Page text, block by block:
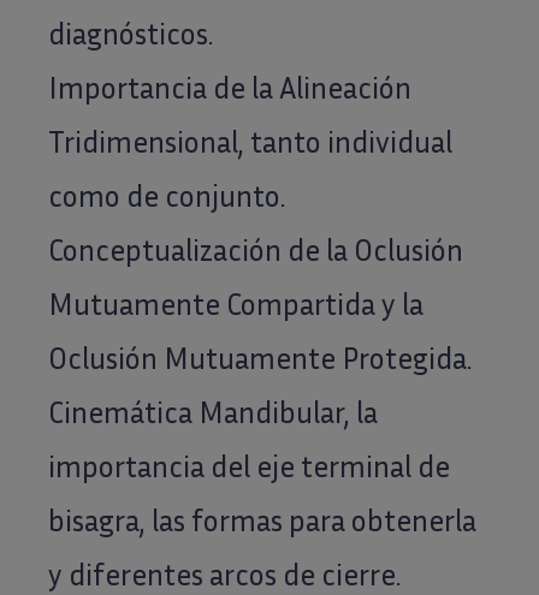
diagnósticos.
Importancia de la Alineación
Tridimensional, tanto individual
como de conjunto.
Conceptualización de la Oclusión
Mutuamente Compartida y la
Oclusión Mutuamente Protegida.
Cinemática Mandibular, la
importancia del eje terminal de
bisagra, las formas para obtenerla
y diferentes arcos de cierre.